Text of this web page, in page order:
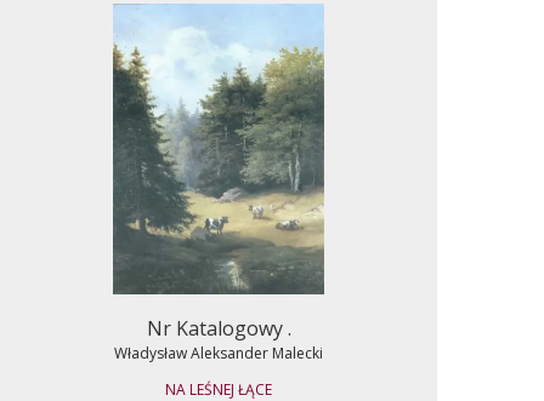
Nr Katalogowy .
Władysław Aleksander Malecki
NA LEŚNEJ ŁĄCE